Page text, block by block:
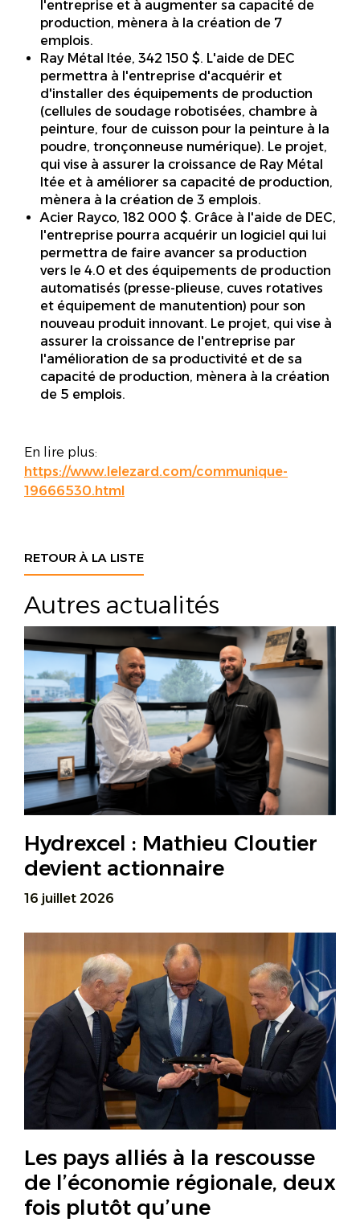
l'entreprise et à augmenter sa capacité de
production, mènera à la création de 7
emplois.
Ray Métal ltée, 342 150 $. L'aide de DEC
permettra à l'entreprise d'acquérir et
d'installer des équipements de production
(cellules de soudage robotisées, chambre à
peinture, four de cuisson pour la peinture à la
poudre, tronçonneuse numérique). Le projet,
qui vise à assurer la croissance de Ray Métal
ltée et à améliorer sa capacité de production,
mènera à la création de 3 emplois.
Acier Rayco, 182 000 $. Grâce à l'aide de DEC,
l'entreprise pourra acquérir un logiciel qui lui
permettra de faire avancer sa production
vers le 4.0 et des équipements de production
automatisés (presse-plieuse, cuves rotatives
et équipement de manutention) pour son
nouveau produit innovant. Le projet, qui vise à
assurer la croissance de l'entreprise par
l'amélioration de sa productivité et de sa
capacité de production, mènera à la création
de 5 emplois.
En lire plus:
https://www.lelezard.com/communique-
19666530.html
RETOUR À LA LISTE
Autres actualités
Hydrexcel : Mathieu Cloutier
devient actionnaire
16 juillet 2026
Les pays alliés à la rescousse
de l’économie régionale, deux
fois plutôt qu’une